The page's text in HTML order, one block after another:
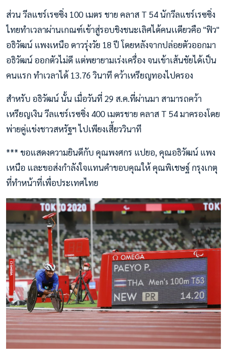
ส่วน วีลแชร์เรซซิ่ง 100 เมตร ชาย คลาส T 54 นักวีลแชร์เรซซิ่ง
ไทยทำเวลาผ่านเกณฑ์เข้าสู่รอบชิงชนะเลิศได้คนเเดียวคือ "ฟิว"
อธิวัฒน์ แพงเหนือ ดาวรุ่งวัย 18 ปี โดยหลังจากปล่อยตัวออกมา
อธิวัฒน์ ออกตัวไม่ดี แต่พยายามเร่งเครื่อง จนเข้าเส้นชัยได้เป็น
คนแรก ทำเวลาได้ 13.76 วินาที คว้าเหรียญทองไปครอง
สำหรับ อธิวัฒน์ นั้น เมื่อวันที่ 29 ส.ค.ที่ผ่านมา สามารถคว้า
เหรียญเงิน วีลแชร์เรซซิ่ง 400 เมตรชาย คลาส T 54 มาครองโดย
พ่ายคู่แข่งชาวสหรัฐฯ ไปเพียงเสี้ยววินาที
*** ขอแสดงความยินดีกับ คุณพงศกร แปยอ, คุณอธิวัฒน์ แพง
เหนือ และขอส่งกำลังใจแทนคำขอบคุณให้ คุณพิเชษฐ์ กรุงเกตุ
ที่ทำหน้าที่เพื่อประเทศไทย